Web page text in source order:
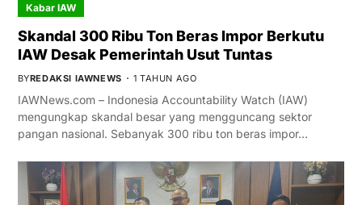
Kabar IAW
Skandal 300 Ribu Ton Beras Impor Berkutu
IAW Desak Pemerintah Usut Tuntas
BYREDAKSI IAWNEWS 1 TAHUN AGO
IAWNews.com – Indonesia Accountability Watch (IAW)
mengungkap skandal besar yang mengguncang sektor
pangan nasional. Sebanyak 300 ribu ton beras impor…